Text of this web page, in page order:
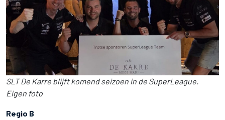
SLT De Karre blijft komend seizoen in de SuperLeague.
Eigen foto
Regio B